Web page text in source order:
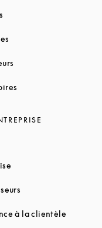
in New Tab
Tabà la clientèle